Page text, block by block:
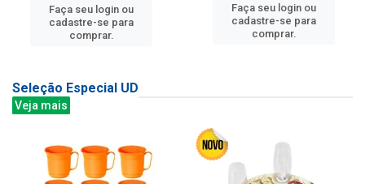
Faça seu login ou
cadastre-se para
comprar.
Faça seu login ou
cadastre-se para
comprar.
Seleção Especial UD
Veja mais